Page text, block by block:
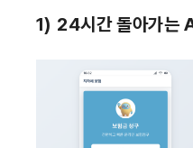
1) 24시간 돌아가는